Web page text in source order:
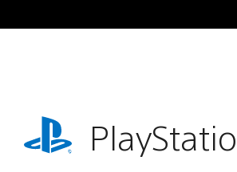
au
playstation.com